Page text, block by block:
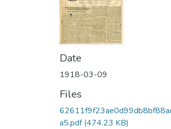
Date
1918-03-09
Files
a5.pdf(474.23 KB)